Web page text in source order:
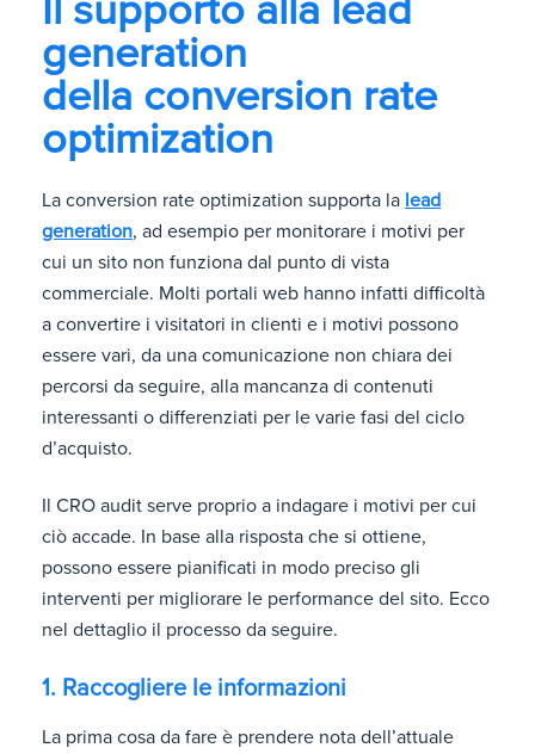
generation
della conversion rate
optimization
La conversion rate optimization supporta la lead
generation, ad esempio per monitorare i motivi per
cui un sito non funziona dal punto di vista
commerciale. Molti portali web hanno infatti difficoltà
a convertire i visitatori in clienti e i motivi possono
essere vari, da una comunicazione non chiara dei
percorsi da seguire, alla mancanza di contenuti
interessanti o differenziati per le varie fasi del ciclo
d’acquisto.
Il CRO audit serve proprio a indagare i motivi per cui
ciò accade. In base alla risposta che si ottiene,
possono essere pianificati in modo preciso gli
interventi per migliorare le performance del sito. Ecco
nel dettaglio il processo da seguire.
1. Raccogliere le informazioni
La prima cosa da fare è prendere nota dell’attuale